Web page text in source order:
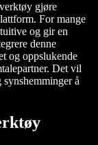
gjøre
For mange
og gir en
denne
og oppslukende
Det vil
å